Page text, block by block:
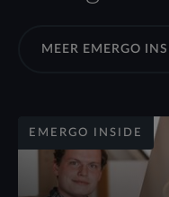
MEER EMERGO
EMERGO INSIDE